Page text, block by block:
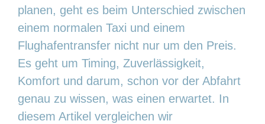
planen, geht es beim Unterschied zwischen
einem normalen Taxi und einem
Flughafentransfer nicht nur um den Preis.
Es geht um Timing, Zuverlässigkeit,
Komfort und darum, schon vor der Abfahrt
genau zu wissen, was einen erwartet. In
diesem Artikel vergleichen wir